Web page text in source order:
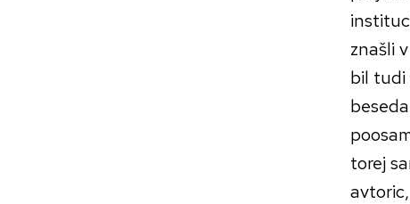
znašli
bil tudi
torej